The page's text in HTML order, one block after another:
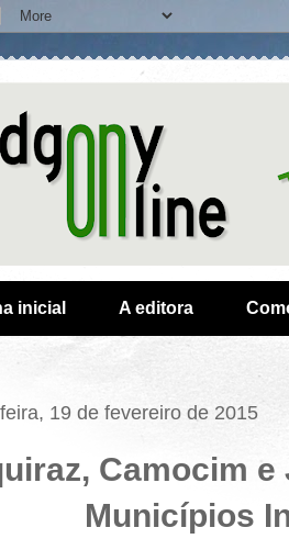
inicial A editora
19 de fevereiro de 2015
Camocim
Municípios